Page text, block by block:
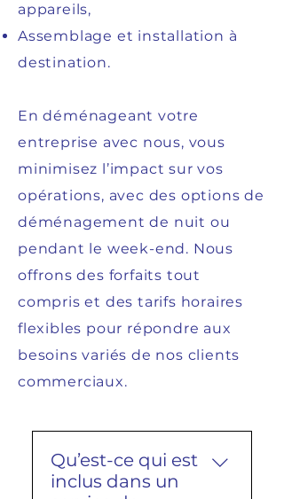
appareils,
Assemblage et installation à
destination.
En déménageant votre
entreprise avec nous, vous
minimisez l’impact sur vos
opérations, avec des options de
déménagement de nuit ou
pendant le week-end. Nous
offrons des forfaits tout
compris et des tarifs horaires
flexibles pour répondre aux
besoins variés de nos clients
commerciaux.
Qu’est-ce qui est
inclus dans un